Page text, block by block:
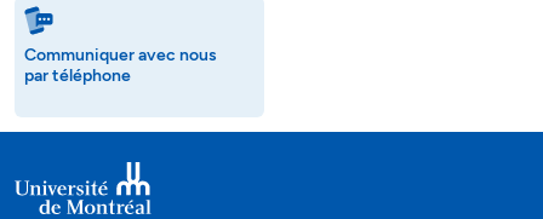
Communiquer avec nous
par téléphone